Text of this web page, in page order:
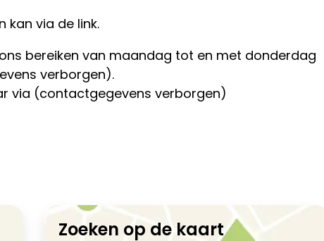
kan via de link.
bereiken van maandag tot en met donderdag
verborgen).
via (contactgegevens verborgen)
Zoeken op de kaart